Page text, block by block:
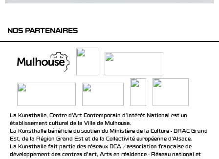
NOS PARTENAIRES
La Kunsthalle, Centre d’Art Contemporain d’Intérêt National est un
établissement culturel de la Ville de Mulhouse.
La Kunsthalle bénéficie du soutien du Ministère de la Culture - DRAC Grand
Est, de la Région Grand Est et de la Collectivité européenne d’Alsace.
La Kunsthalle fait partie des réseaux DCA / association française de
développement des centres d'art, Arts en résidence - Réseau national et